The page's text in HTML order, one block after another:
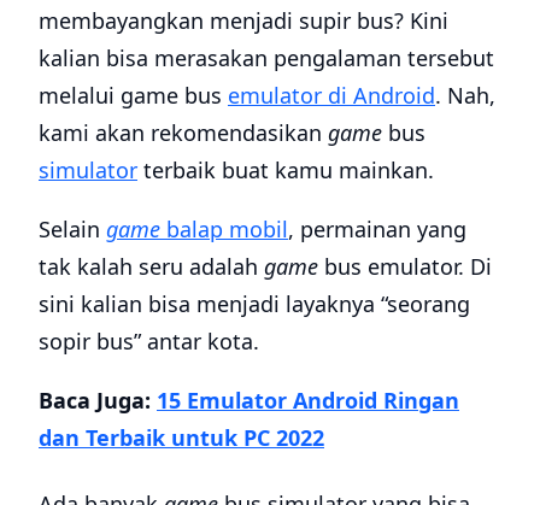
membayangkan menjadi supir bus? Kini
kalian bisa merasakan pengalaman tersebut
melalui game bus emulator di Android. Nah,
kami akan rekomendasikan game bus
simulator terbaik buat kamu mainkan.
Selain game balap mobil, permainan yang
tak kalah seru adalah game bus emulator. Di
sini kalian bisa menjadi layaknya “seorang
sopir bus” antar kota.
Baca Juga: 15 Emulator Android Ringan
dan Terbaik untuk PC 2022